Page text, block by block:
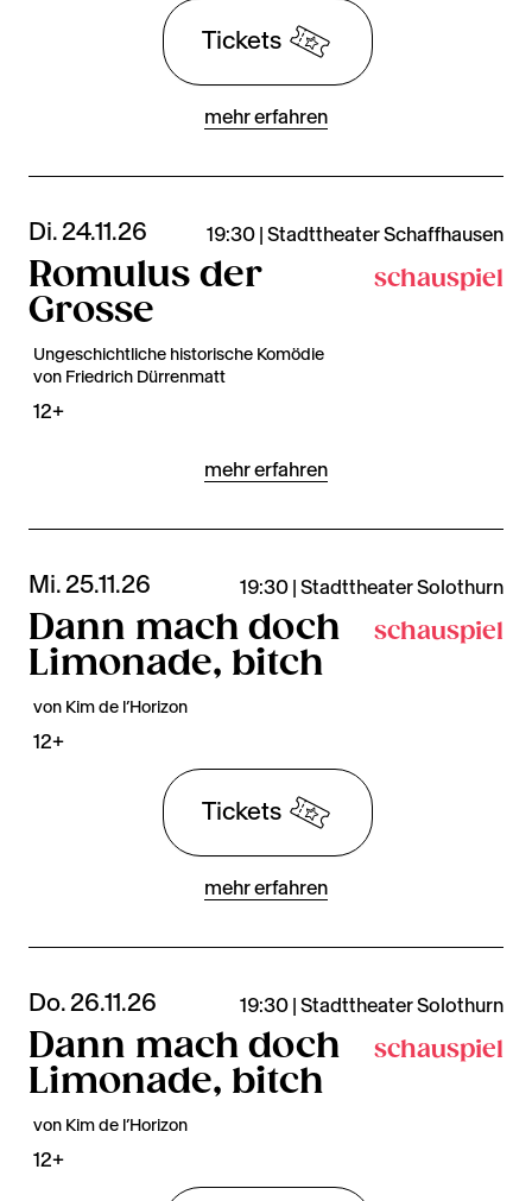
Tickets
mehr erfahren
Di. 24.11.26 19:30 | Stadttheater Schaffhausen
Romulus der
Grosse
schauspiel
Ungeschichtliche historische Komödie
von Friedrich Dürrenmatt
12+
mehr erfahren
Mi. 25.11.26 19:30 | Stadttheater Solothurn
Dann mach doch
Limonade, bitch
schauspiel
von Kim de l’Horizon
12+
Tickets
mehr erfahren
Do. 26.11.26 19:30 | Stadttheater Solothurn
Dann mach doch
Limonade, bitch
schauspiel
von Kim de l’Horizon
12+